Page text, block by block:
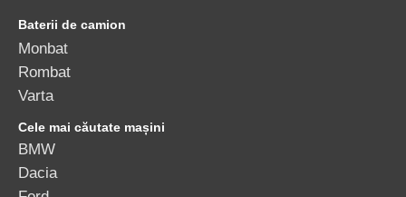
Baterii de camion
Monbat
Rombat
Varta
Cele mai căutate mașini
BMW
Dacia